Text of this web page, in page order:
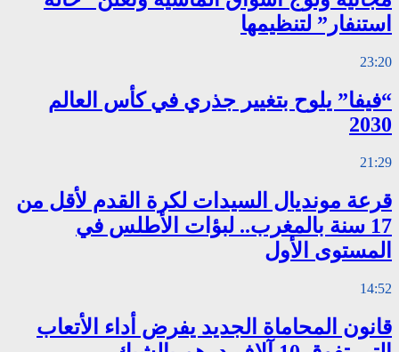
استنفار” لتنظيمها
23:20
“فيفا” يلوح بتغيير جذري في كأس العالم
2030
21:29
قرعة مونديال السيدات لكرة القدم لأقل من
17 سنة بالمغرب.. لبؤات الأطلس في
المستوى الأول
14:52
قانون المحاماة الجديد يفرض أداء الأتعاب